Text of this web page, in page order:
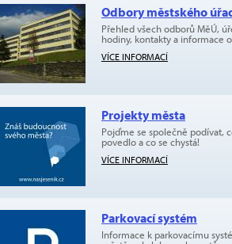
Odbory městského
Přehled všech odborů MěÚ,
hodiny, kontakty a informace
VÍCE INFORMACÍ
Projekty města
Pojďme se společně podívat,
povedlo a co se chystá!
VÍCE INFORMACÍ
Parkovací systém
Informace k parkovacímu